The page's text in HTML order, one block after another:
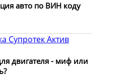
авто по ВИН коду
двигателя - миф или